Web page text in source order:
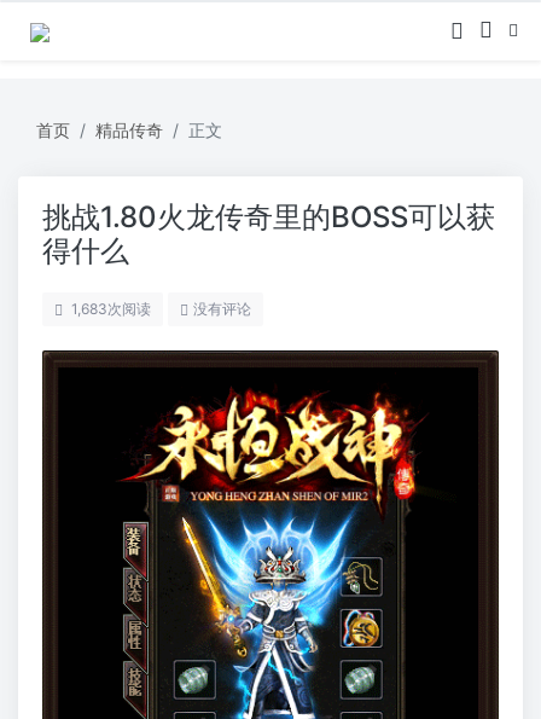
首页 精品传奇 正文
挑战1.80火龙传奇里的BOSS可以获
得什么
1,683次阅读 没有评论